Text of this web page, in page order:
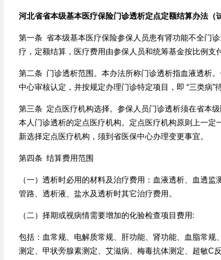
河北省省本级基本医疗保险门诊透析定点定额结算办法（
第一条 省本级基本医疗保险参保人员患有肾功能不全门
疗，定额结算，医疗费用由参保人员和统筹基金按比例支
第二条 门诊透析范围。本办法所称门诊透析指血液透析
中心审核认定，并按规定办理门诊特定项目，即 “三类病”
第三条 定点医疗机构选择。参保人员门诊透析须在省本
本人门诊透析的定点医疗机构。定点医疗机构原则上一
新选择定点医疗机构，须到省医保中心办理变更事宜。
第四条 结算费用范围
（一）透析时必用的材料及治疗费用：血液透析、血透
管路、透析液、盐水及透析时其它治疗费用。
（二）择期或视病情需要增加的化验检查项目费用:
包括：血常规、电解质常规、肝功能、肾功能、血脂常
测定、甲状旁腺素测定、艾滋病、梅毒抗体测定、超敏C